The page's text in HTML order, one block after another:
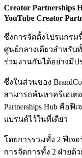
Creator Partnerships
YouTube Creator
ซึ่งการจัดตั้งโปรแกรม
ศูนย์กลางเดียวสำหรับ
ร่วมงานกันได้อย่างมี
ซึ่งในส่วนของ
สามารถค้นหาครีเอเต
Partnerships Hub คือ
แบรนด์ไว้ในที่เดียว
โดยการรวมทั้ง 2 ฟีเจ
การจัดการทั้ง 2 ฝ่ายด้